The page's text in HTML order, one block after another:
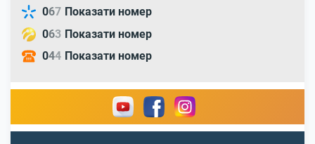
067 Показати номер
063 Показати номер
044 Показати номер